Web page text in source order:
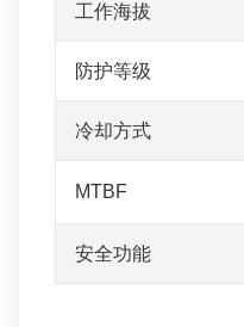
工作海拔
防护等级
冷却方式
MTBF
安全功能